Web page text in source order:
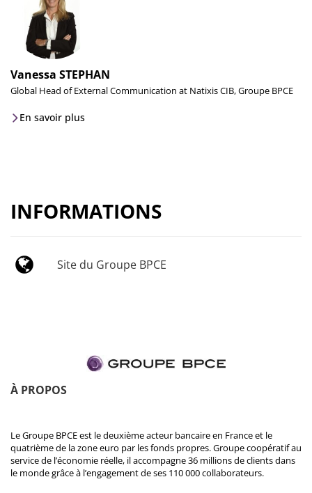
Vanessa STEPHAN
Global Head of External Communication at Natixis CIB, Groupe BPCE
En savoir plus
INFORMATIONS
Site du Groupe BPCE
À PROPOS
Le Groupe BPCE est le deuxième acteur bancaire en France et le
quatrième de la zone euro par les fonds propres. Groupe coopératif au
service de l’économie réelle, il accompagne 36 millions de clients dans
le monde grâce à l’engagement de ses 110 000 collaborateurs.